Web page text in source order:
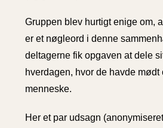
Gruppen blev hurtigt enige om,
er et nøgleord i denne
deltagerne fik opgaven at dele
hverdagen, hvor de havde
menneske.
Her et par udsagn